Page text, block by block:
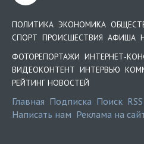
ПОЛИТИКА ЭКОНОМИКА
СПОРТ ПРОИСШЕСТВИЯ АФИША
ФОТОРЕПОРТАЖИ ИНТЕРНЕТ-
ВИДЕОКОНТЕНТ ИНТЕРВЬЮ
РЕЙТИНГ НОВОСТЕЙ
Главная Подписка Поиск RSS
Написать нам Реклама на